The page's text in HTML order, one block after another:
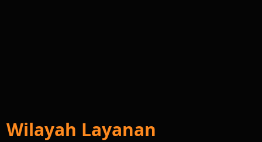
Wilayah Layanan